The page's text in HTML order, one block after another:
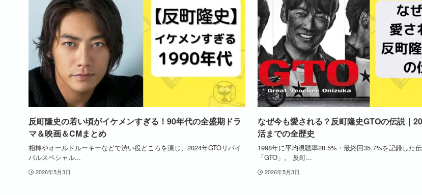
反町隆史の若い頃がイケメンすぎる！90年代の全盛期ドラ
マ＆映画＆CMまとめ
相棒やオールドルーキーなどで渋い役どころを演じ、2024年GTOリバイ
バルスペシャル...
2026年5月3日
なぜ今も愛される？反町隆史GTOの伝説｜
活までの全歴史
1998年に平均視聴率28.5%・最終回35.7%を記録した
「GTO」。 反町...
2026年5月3日